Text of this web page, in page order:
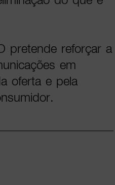
pretende reforçar a
em
oferta e pela